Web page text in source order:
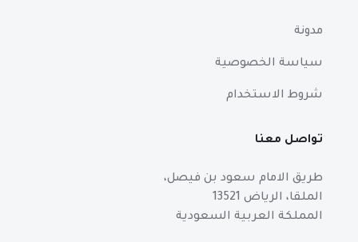
مدونة
سياسة الخصوصية
شروط الاستخدام
تواصل معنا
طريق الامام سعود بن فيصل،
الملقا، الرياض 13521
المملكة العربية السعودية